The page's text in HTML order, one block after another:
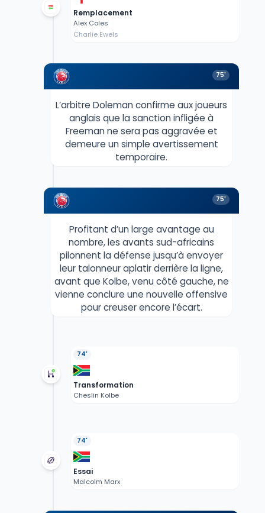
Remplacement
Alex Coles
Charlie Ewels
75'
L’arbitre Doleman confirme aux joueurs
anglais que la sanction infligée à
Freeman ne sera pas aggravée et
demeure un simple avertissement
temporaire.
75'
Profitant d’un large avantage au
nombre, les avants sud-africains
pilonnent la défense jusqu’à envoyer
leur talonneur aplatir derrière la ligne,
avant que Kolbe, venu côté gauche, ne
vienne conclure une nouvelle offensive
pour creuser encore l’écart.
74'
Transformation
Cheslin Kolbe
74'
Essai
Malcolm Marx